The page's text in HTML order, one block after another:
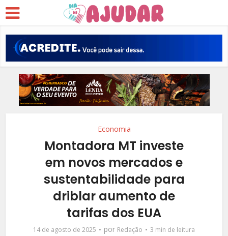
Economia
Montadora MT investe
em novos mercados e
sustentabilidade para
driblar aumento de
tarifas dos EUA
14 de agosto de 2025 por Redação 3 min de leitura